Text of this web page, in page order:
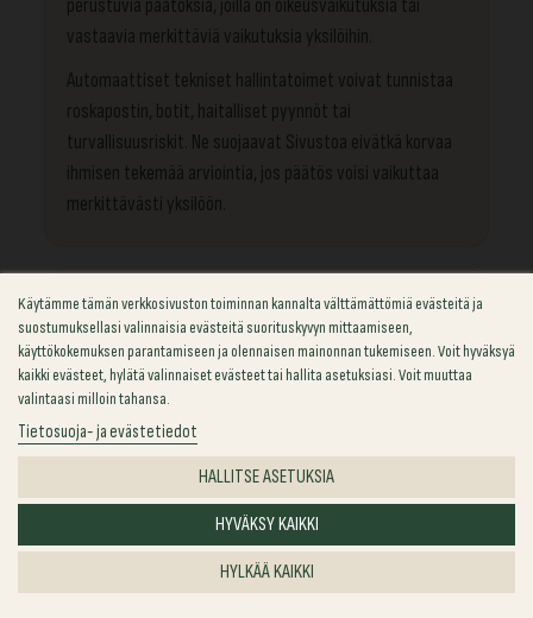
perustuvia päätöksiä, joilla on oikeusvaikutuksia tai
vastaavia merkittäviä vaikutuksia yksilöihin.
Automaattiset tekniset hallintatoimet voivat tunnistaa
roskapostin, botit, haitalliset pyynnöt tai
turvallisuusriskit. Ne suojaavat Sivustoa eivätkä korvaa
ihmisen tekemää arviointia, jos päätös voisi vaikuttaa
merkittävästi yksilöön.
14 — ULKOISET PALVELUT
Kolmansien osapuolten linkit ja
ulkoinen sisältö
Sivusto voi sisältää linkkejä riippumattomien kolmansien
osapuolten sivustoille. Linkin seuraaminen vie palveluun,
johon sovelletaan kyseisen kolmannen osapuolen omia
tietosuojatietoja.
Ulkoisesti ylläpidettyjä karttoja, videoita, analytiikkaa ja
Käytämme tämän verkkosivuston toiminnan kannalta välttämättömiä evästeitä ja
suostumuksellasi valinnaisia evästeitä suorituskyvyn mittaamiseen,
käyttökokemuksen parantamiseen ja olennaisen mainonnan tukemiseen. Voit hyväksyä
kaikki evästeet, hylätä valinnaiset evästeet tai hallita asetuksiasi. Voit muuttaa
valintaasi milloin tahansa.
Tietosuoja- ja evästetiedot
HALLITSE ASETUKSIA
HYLKÄÄ KAIKKI
HYVÄKSY KAIKKI